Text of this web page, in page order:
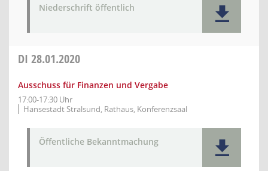
Niederschrift öffentlich
DI 28.01.2020
Ausschuss für Finanzen und Vergabe
17:00-17:30 Uhr
Hansestadt Stralsund, Rathaus, Konferenzsaal
Öffentliche Bekanntmachung